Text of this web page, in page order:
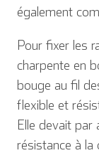
également
Pour fixer les
charpente en
bouge au fil
flexible et
Elle devait par
résistance à